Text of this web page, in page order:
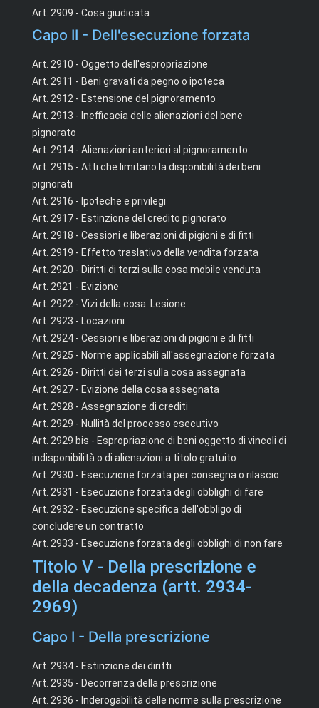
Art. 2909 - Cosa giudicata
Capo II - Dell'esecuzione forzata
Art. 2910 - Oggetto dell'espropriazione
Art. 2911 - Beni gravati da pegno o ipoteca
Art. 2912 - Estensione del pignoramento
Art. 2913 - Inefficacia delle alienazioni del bene
pignorato
Art. 2914 - Alienazioni anteriori al pignoramento
Art. 2915 - Atti che limitano la disponibilità dei beni
pignorati
Art. 2916 - Ipoteche e privilegi
Art. 2917 - Estinzione del credito pignorato
Art. 2918 - Cessioni e liberazioni di pigioni e di fitti
Art. 2919 - Effetto traslativo della vendita forzata
Art. 2920 - Diritti di terzi sulla cosa mobile venduta
Art. 2921 - Evizione
Art. 2922 - Vizi della cosa. Lesione
Art. 2923 - Locazioni
Art. 2924 - Cessioni e liberazioni di pigioni e di fitti
Art. 2925 - Norme applicabili all'assegnazione forzata
Art. 2926 - Diritti dei terzi sulla cosa assegnata
Art. 2927 - Evizione della cosa assegnata
Art. 2928 - Assegnazione di crediti
Art. 2929 - Nullità del processo esecutivo
Art. 2929 bis - Espropriazione di beni oggetto di vincoli di
indisponibilità o di alienazioni a titolo gratuito
Art. 2930 - Esecuzione forzata per consegna o rilascio
Art. 2931 - Esecuzione forzata degli obblighi di fare
Art. 2932 - Esecuzione specifica dell'obbligo di
concludere un contratto
Art. 2933 - Esecuzione forzata degli obblighi di non fare
Titolo V - Della prescrizione e
della decadenza (artt. 2934-
2969)
Capo I - Della prescrizione
Art. 2934 - Estinzione dei diritti
Art. 2935 - Decorrenza della prescrizione
Art. 2936 - Inderogabilità delle norme sulla prescrizione